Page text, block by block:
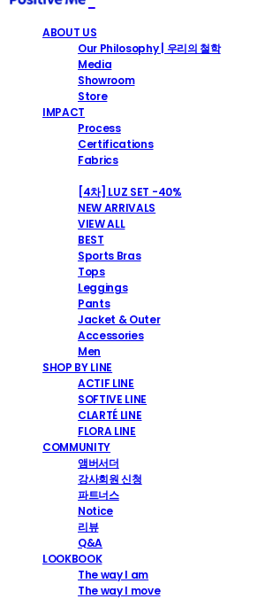
ABOUT US
Our Philosophy | 우리의 철학
Media
Showroom
Store
IMPACT
Process
Certifications
Fabrics
[4차] LUZ SET -40%
NEW ARRIVALS
VIEW ALL
BEST
Sports Bras
Tops
Leggings
Pants
Jacket & Outer
Accessories
Men
SHOP BY LINE
ACTIF LINE
SOFTIVE LINE
CLARTÉ LINE
FLORA LINE
COMMUNITY
앰버서더
강사회원 신청
파트너스
Notice
리뷰
Q&A
LOOKBOOK
The way I am
The way I move